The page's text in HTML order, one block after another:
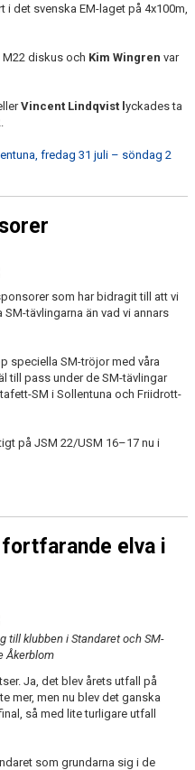
det svenska EM-laget på 4x100m,
diskus och Kim Wingren var
Vincent Lindqvist lyckades ta
fredag 31 juli – söndag 2
som har bidragit till att vi
tävlingarna än vad vi annars
speciella SM-tröjor med våra
till pass under de SM-tävlingar
SM i Sollentuna och Friidrott-
på JSM 22/USM 16–17 nu i
elva i
till klubben i Standaret och SM-
Åkerblom
Ja, det blev årets utfall på
mer, men nu blev det ganska
så med lite turligare utfall
som grundarna sig i de